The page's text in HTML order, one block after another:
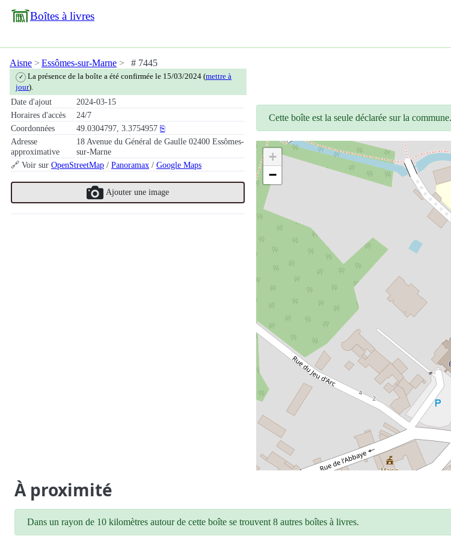
Boîtes à livres
Aisne Essômes-sur-Marne # 7445
✓ La présence de la boîte a été confirmée le 15/03/2024 (mettre à
jour).
Date d'ajout
2024-03-15
Horaires d'accès
24/7
Coordonnées
49.0304797, 3.3754957 ⎘
Adresse
approximative
18 Avenue du Général de Gaulle 02400 Essômes-
sur-Marne
🔗 Voir sur OpenStreetMap / Panoramax / Google Maps
Ajouter une image
Cette boîte est la seule déclarée sur la
+
−
À proximité
Dans un rayon de 10 kilomètres autour de cette boîte se trouvent 8 autres boîtes à livres.